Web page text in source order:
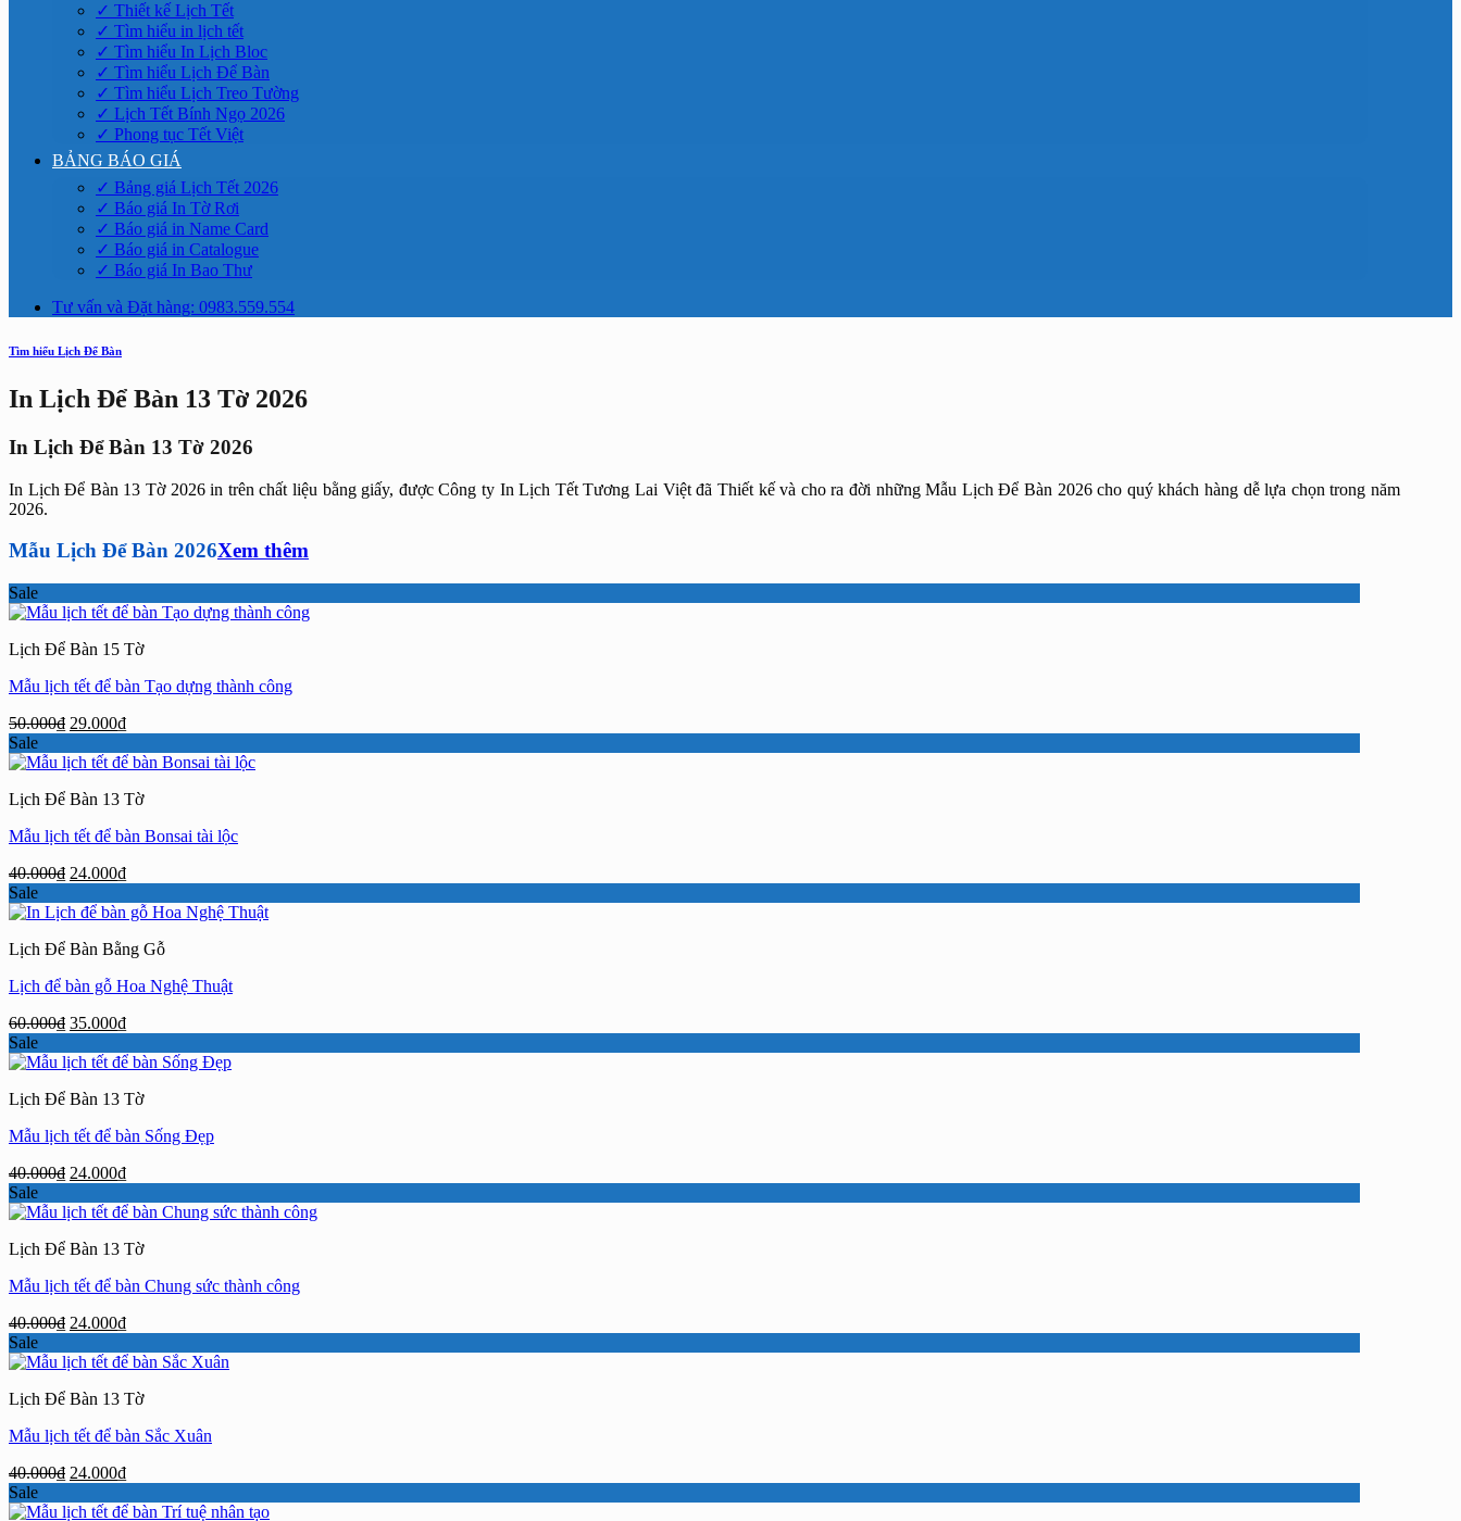
✓ Thiết kế Lịch Tết
✓ Tìm hiểu in lịch tết
✓ Tìm hiểu In Lịch Bloc
✓ Tìm hiểu Lịch Để Bàn
✓ Tìm hiểu Lịch Treo Tường
✓ Lịch Tết Bính Ngọ 2026
✓ Phong tục Tết Việt
BẢNG BÁO GIÁ
✓ Bảng giá Lịch Tết 2026
✓ Báo giá In Tờ Rơi
✓ Báo giá in Name Card
✓ Báo giá in Catalogue
✓ Báo giá In Bao Thư
Tư vấn và Đặt hàng: 0983.559.554
Tìm hiểu Lịch Để Bàn
In Lịch Để Bàn 13 Tờ 2026
In Lịch Để Bàn 13 Tờ 2026
In Lịch Để Bàn 13 Tờ 2026 in trên chất liệu bằng giấy, được Công ty In Lịch Tết Tương Lai Việt đã Thiết kế và cho ra đời những Mẫu Lịch Để Bàn 2026 cho quý khách hàng dễ lựa chọn trong năm
2026.
Mẫu Lịch Để Bàn 2026Xem thêm
Sale
Lịch Để Bàn 15 Tờ
Mẫu lịch tết để bàn Tạo dựng thành công
50.000₫ Giá
là:
29.000₫Giá
tại
29.000₫.
Sale
Lịch Để Bàn 13 Tờ
Mẫu lịch tết để bàn Bonsai tài lộc
40.000₫ Giá
là:
24.000₫Giá
tại
24.000₫.
Sale
Lịch Để Bàn Bằng Gỗ
Lịch để bàn gỗ Hoa Nghệ Thuật
60.000₫ Giá
là:
35.000₫Giá
tại
35.000₫.
Sale
Lịch Để Bàn 13 Tờ
Mẫu lịch tết để bàn Sống Đẹp
40.000₫ Giá
là:
24.000₫Giá
tại
24.000₫.
Sale
Lịch Để Bàn 13 Tờ
Mẫu lịch tết để bàn Chung sức thành công
40.000₫ Giá
là:
24.000₫Giá
tại
24.000₫.
Sale
Lịch Để Bàn 13 Tờ
Mẫu lịch tết để bàn Sắc Xuân
40.000₫ Giá
là:
24.000₫Giá
tại
Sale